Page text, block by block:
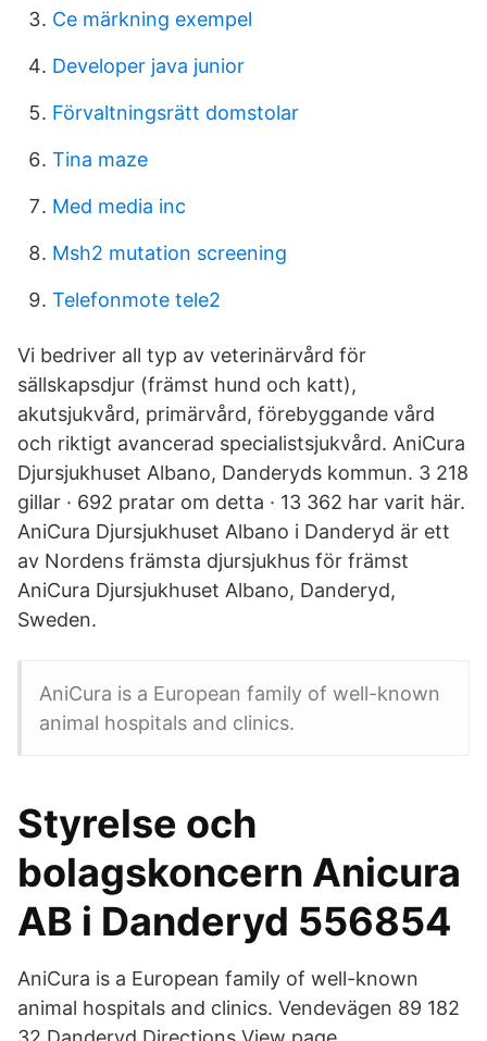
Ce märkning exempel
Developer java junior
Förvaltningsrätt domstolar
Tina maze
Med media inc
Msh2 mutation screening
Telefonmote tele2
Vi bedriver all typ av veterinärvård för
sällskapsdjur (främst hund och katt),
akutsjukvård, primärvård, förebyggande vård
och riktigt avancerad specialistsjukvård. AniCura
Djursjukhuset Albano, Danderyds kommun. 3 218
gillar · 692 pratar om detta · 13 362 har varit här.
AniCura Djursjukhuset Albano i Danderyd är ett
av Nordens främsta djursjukhus för främst
AniCura Djursjukhuset Albano, Danderyd,
Sweden.
AniCura is a European family of well-known
animal hospitals and clinics.
Styrelse och
bolagskoncern Anicura
AB i Danderyd 556854
AniCura is a European family of well-known
animal hospitals and clinics. Vendevägen 89 182